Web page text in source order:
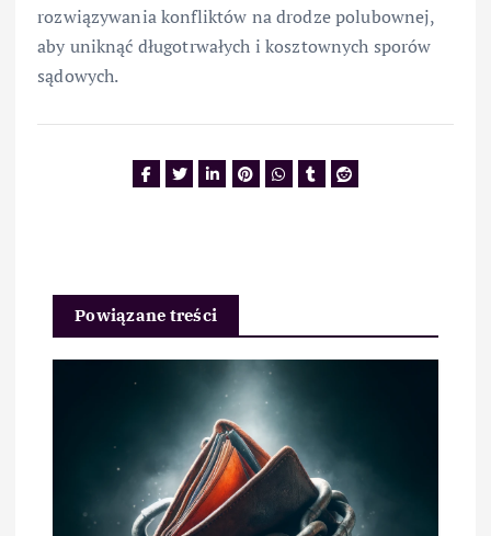
rozwiązywania konfliktów na drodze polubownej,
aby uniknąć długotrwałych i kosztownych sporów
sądowych.
Powiązane treści